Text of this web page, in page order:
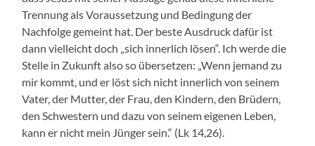
Trennung als Voraussetzung und Bedingung der
Nachfolge gemeint hat. Der beste Ausdruck dafür ist
dann vielleicht doch „sich innerlich lösen“. Ich werde die
Stelle in Zukunft also so übersetzen: „Wenn jemand zu
mir kommt, und er löst sich nicht innerlich von seinem
Vater, der Mutter, der Frau, den Kindern, den Brüdern,
den Schwestern und dazu von seinem eigenen Leben,
kann er nicht mein Jünger sein.“ (Lk 14,26).